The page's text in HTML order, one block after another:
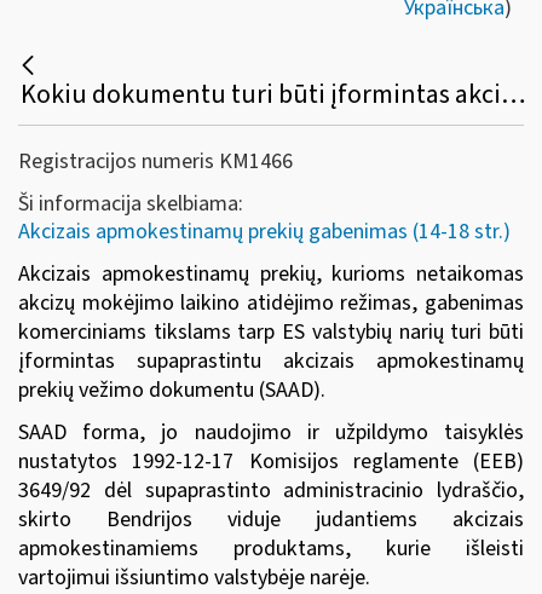
Українська)
Kokiu dokumentu turi būti įformintas akcizais apmokestinamų prekių, kurioms netaikomas akcizų mokėjimo laikino atidėjimo režimas, gabenimas komerciniams tikslams tarp ES valstybių narių?
Registracijos numeris KM1466
Ši informacija skelbiama:
Akcizais apmokestinamų prekių gabenimas (14-18 str.)
Akcizais apmokestinamų prekių, kurioms netaikomas
akcizų mokėjimo laikino atidėjimo režimas, gabenimas
komerciniams tikslams tarp ES valstybių narių turi būti
įformintas supaprastintu akcizais apmokestinamų
prekių vežimo dokumentu (SAAD).
SAAD forma, jo naudojimo ir užpildymo taisyklės
nustatytos 1992-12-17 Komisijos reglamente (EEB)
3649/92 dėl supaprastinto administracinio lydraščio,
skirto Bendrijos viduje judantiems akcizais
apmokestinamiems produktams, kurie išleisti
vartojimui išsiuntimo valstybėje narėje.